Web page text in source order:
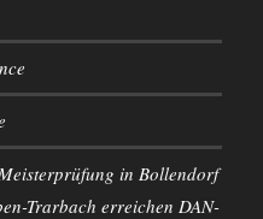
in Bollendorf
Trarbach erreichen DAN-